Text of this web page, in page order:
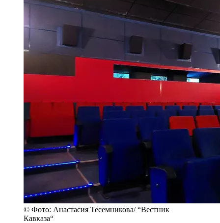
© Фото: Анастасия Тесемникова/ “Вестник
Кавказа“